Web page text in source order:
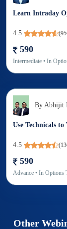
Learn Intraday
4.5 (
590
Intermediate • In
By Abhijit
Use Technicals
4.5 (
590
Advance • In Options
Other